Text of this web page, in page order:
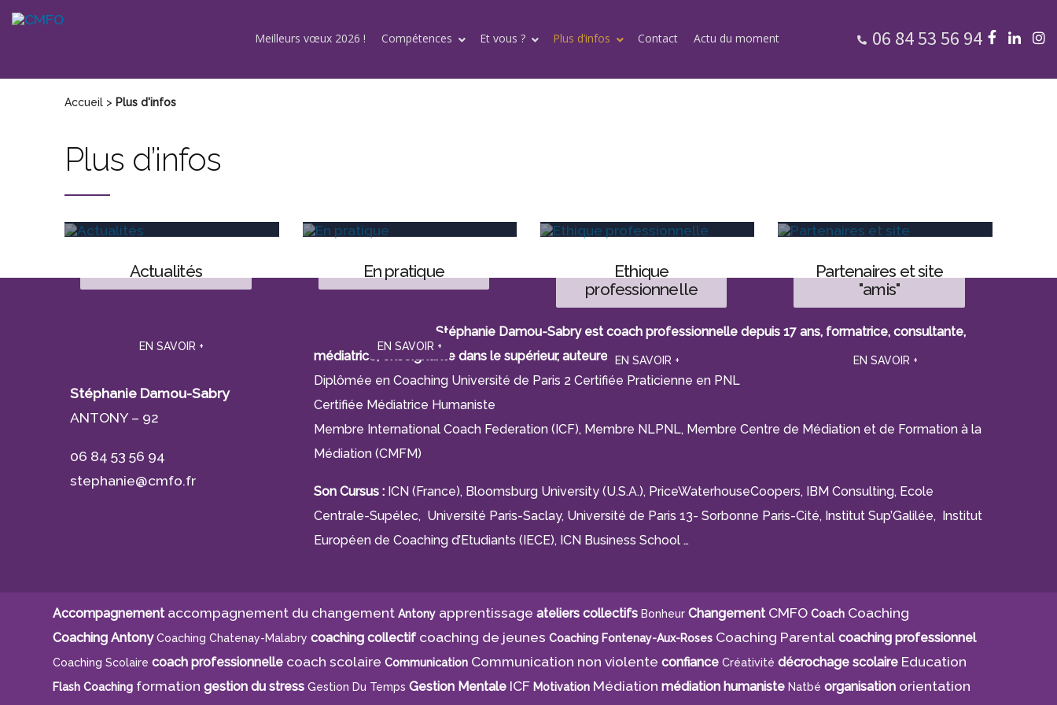
au
Meilleurs vœux 2026 ! Compétences Et vous ? Plus d’infos Contact Actu du moment 06 84 53 56 94
Accueil > Plus d'infos
Plus d’infos
actualités
EN SAVOIR +
en pratique
EN SAVOIR +
ethique
professionnelle
EN SAVOIR +
partenaires et site
"amis"
EN SAVOIR +
Stéphanie Damou-Sabry
ANTONY – 92
06 84 53 56 94
stephanie@cmfo.fr
Stéphanie Damou-Sabry est coach professionnelle depuis 17 ans, formatrice, consultante,
médiatrice, enseignante dans le supérieur, auteure.
Diplômée en Coaching Université de Paris 2 Certifiée Praticienne en PNL
Certifiée Médiatrice Humaniste
Membre International Coach Federation (ICF), Membre NLPNL, Membre Centre de Médiation et de Formation à la
Médiation (CMFM)
Son Cursus : ICN (France), Bloomsburg University (U.S.A.), PriceWaterhouseCoopers, IBM Consulting, Ecole
Centrale-Supélec, Université Paris-Saclay, Université de Paris 13- Sorbonne Paris-Cité, Institut Sup’Galilée, Institut
Européen de Coaching d’Etudiants (IECE), ICN Business School …
Accompagnement accompagnement du changement Antony apprentissage ateliers collectifs Bonheur Changement CMFO Coach Coaching
Coaching Antony Coaching Chatenay-Malabry coaching collectif coaching de jeunes Coaching Fontenay-Aux-Roses Coaching Parental coaching professionnel
Coaching Scolaire coach professionnelle coach scolaire Communication Communication non violente confiance Créativité décrochage scolaire Education
Flash Coaching formation gestion du stress Gestion Du Temps Gestion Mentale ICF Motivation Médiation médiation humaniste Natbé organisation orientation